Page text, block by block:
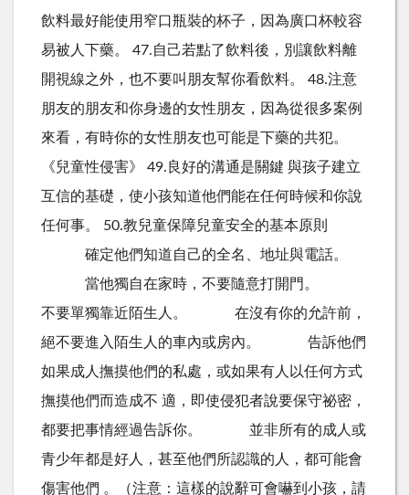
飲料最好能使用窄口瓶裝的杯子，因為廣口杯較容
易被人下藥。 47.自己若點了飲料後，別讓飲料離
開視線之外，也不要叫朋友幫你看飲料。 48.注意
朋友的朋友和你身邊的女性朋友，因為從很多案例
來看，有時你的女性朋友也可能是下藥的共犯。
《兒童性侵害》 49.良好的溝通是關鍵 與孩子建立
互信的基礎，使小孩知道他們能在任何時候和你說
任何事。 50.教兒童保障兒童安全的基本原則
確定他們知道自己的全名、地址與電話。
當他獨自在家時，不要隨意打開門。
不要單獨靠近陌生人。 在沒有你的允許前，
絕不要進入陌生人的車內或房內。 告訴他們
如果成人撫摸他們的私處，或如果有人以任何方式
撫摸他們而造成不 適，即使侵犯者說要保守祕密，
都要把事情經過告訴你。 並非所有的成人或
青少年都是好人，甚至他們所認識的人，都可能會
傷害他們 。（注意：這樣的說辭可會嚇到小孩，請